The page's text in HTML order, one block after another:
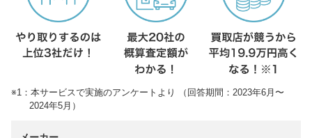
※1：本サービスで実施のアンケートより （回答期間：2023年6月〜
2024年5月）